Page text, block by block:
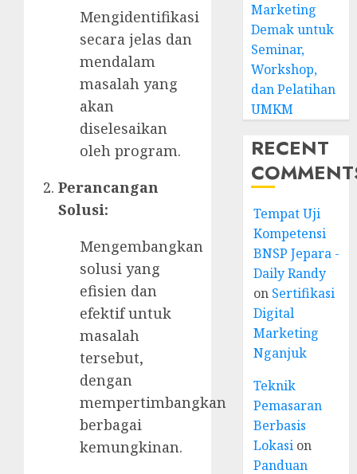
Mengidentifikasi
secara jelas dan
mendalam
masalah yang
akan
diselesaikan
oleh program.
Perancangan
Solusi:
Mengembangkan
solusi yang
efisien dan
efektif untuk
masalah
tersebut,
dengan
mempertimbangkan
berbagai
kemungkinan.
Marketing
Demak untuk
Seminar,
Workshop,
dan Pelatihan
UMKM
RECENT
Tempat Uji
Kompetensi
BNSP Jepara -
Daily Randy
on Sertifikasi
Digital
Marketing
Nganjuk
Teknik
Pemasaran
Berbasis
Lokasi on
Panduan